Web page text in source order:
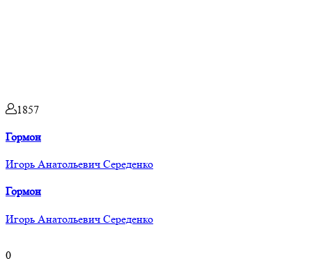
1857
Гормон
Игорь Анатольевич Середенко
Гормон
Игорь Анатольевич Середенко
0